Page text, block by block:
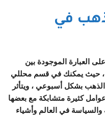
في
العبارة الموجودة بين
حيث يمكنك في قسم محللي
بشكل أسبوعي ، ويتأثر
كثيرة متشابكة مع بعضها
في العالم وأشياء